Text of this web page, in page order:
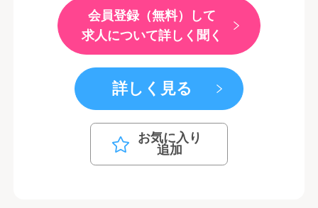
会員登録（無料）して
求人について詳しく聞く
詳しく見る
お気に入り
追加